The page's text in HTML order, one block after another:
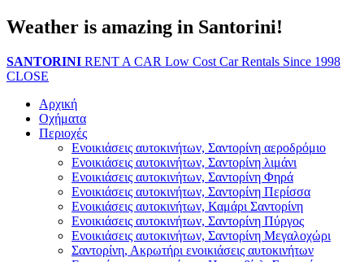
Weather is amazing in Santorini!
SANTORINI RENT A CAR Low Cost Car Rentals Since 1998
CLOSE
Αρχική
Οχήματα
Περιοχές
Ενοικιάσεις αυτοκινήτων, Σαντορίνη αεροδρόμιο
Ενοικιάσεις αυτοκινήτων, Σαντορίνη λιμάνι
Ενοικιάσεις αυτοκινήτων, Σαντορίνη Φηρά
Ενοικιάσεις αυτοκινήτων, Σαντορίνη Περίσσα
Ενοικιάσεις αυτοκινήτων, Καμάρι Σαντορίνη
Ενοικιάσεις αυτοκινήτων, Σαντορίνη Πύργος
Ενοικιάσεις αυτοκινήτων, Σαντορίνη Μεγαλοχώρι
Σαντορίνη, Ακρωτήρι ενοικιάσεις αυτοκινήτων